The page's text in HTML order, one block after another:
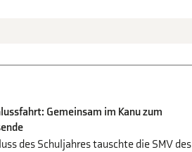
FÜR SCHÜLER
Gemeinsam im Kanu zum
des Schuljahres tauschte die SMV des